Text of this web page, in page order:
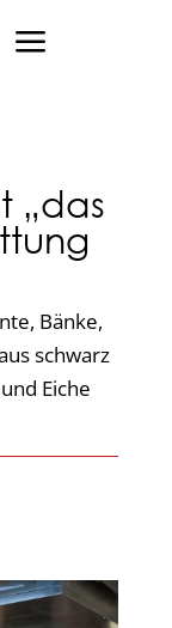
a
„das
Bänke,
schwarz
Eiche